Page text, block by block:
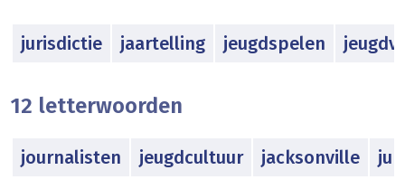
jurisdictie jaartelling jeugdspelen
12 letterwoorden
journalisten jeugdcultuur jacksonville